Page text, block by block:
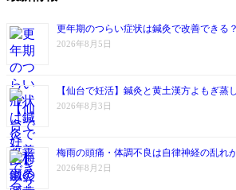
更年期のつらい症状は鍼灸で改善できる
2026年8月5日
【仙台で妊活】鍼灸と黄土漢方よもぎ
2026年8月3日
梅雨の頭痛・体調不良は自律神経の乱れ
2026年8月2日